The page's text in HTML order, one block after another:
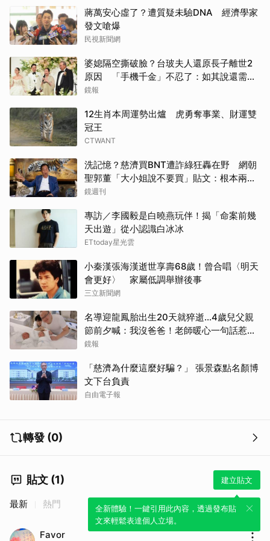
蔣萬安心虛了？遭質疑未驗DNA 經濟學家
發文嗆爆
民視新聞網
婆媳隔空撕破臉？台玻夫人還原長子離世2
原因 「手機千金」不忍了：如其說還需要
離開嗎？
鏡報
12生肖本周運勢出爐 虎勇奪事業、財運雙
冠王
CTWANT
洗記憶？慈濟買BNT遭詐綠狂轟在野 網朝
聖郭董「大小姐說不要買」貼文：根本兩碼
事
鏡週刊
專訪／李國毅是白曉燕玩伴！揭「命案前幾
天出遊」從小認識白冰冰
ETtoday星光雲
小秦漢張海漢逝世享壽68歲！曾合唱〈明天
會更好〉 家屬低調舉辦後事
三立新聞網
名導迎龍鳳胎出生20天就猝逝...4歲兒父親
節前夕喊：我沒爸爸！老師暖心一句話惹哭
遺孀
鏡報
「慈濟為什麼這麼好騙？」 張景森點名顏博
文下台負責
自由電子報
轉發 (0)
貼文 (1) 建立貼文
全新體驗！一鍵引用此內容，透過發布貼
文來輕鬆表達個人立場。
最新 熱門
Favor
取消